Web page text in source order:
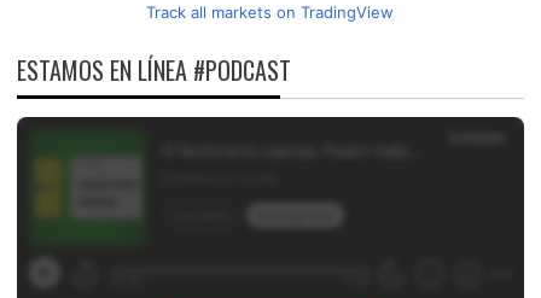
Track all markets on TradingView
ESTAMOS EN LÍNEA #PODCAST